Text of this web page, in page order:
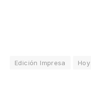
Edición Impresa Hoy